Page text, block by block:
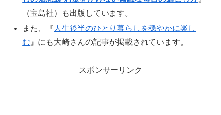
（宝島社）も出版しています。
また、『 人生後半のひとり暮らしを穏やかに楽し
む 』にも大崎さんの記事が掲載されています。
スポンサーリンク